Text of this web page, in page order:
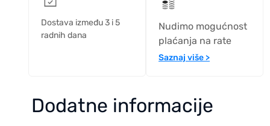
Dostava između 3 i 5
radnih dana
Nudimo mogućnost
plaćanja na rate
Saznaj više >
Dodatne informacije